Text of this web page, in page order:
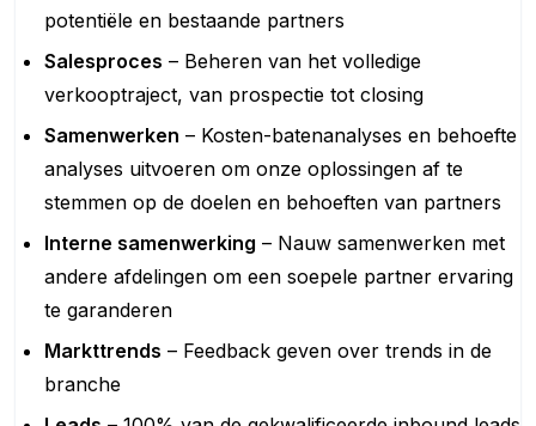
potentiële en bestaande partners
Salesproces – Beheren van het volledige
verkooptraject, van prospectie tot closing
Samenwerken – Kosten-batenanalyses en behoefte
analyses uitvoeren om onze oplossingen af te
stemmen op de doelen en behoeften van partners
Interne samenwerking – Nauw samenwerken met
andere afdelingen om een soepele partner ervaring
te garanderen
Markttrends – Feedback geven over trends in de
branche